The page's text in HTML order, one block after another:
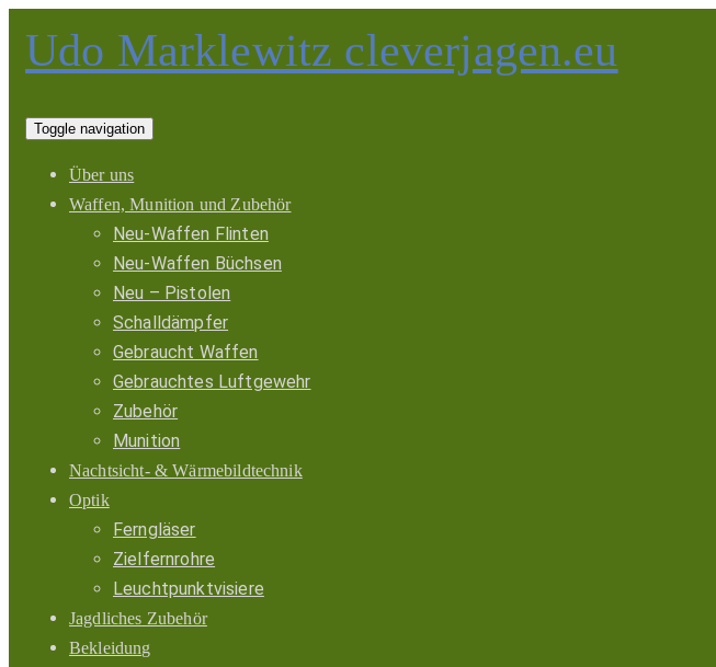
Udo Marklewitz cleverjagen.eu
Toggle navigation
Über uns
Waffen, Munition und Zubehör
Neu-Waffen Flinten
Neu-Waffen Büchsen
Neu – Pistolen
Schalldämpfer
Gebraucht Waffen
Gebrauchtes Luftgewehr
Zubehör
Munition
Nachtsicht- & Wärmebildtechnik
Optik
Ferngläser
Zielfernrohre
Leuchtpunktvisiere
Jagdliches Zubehör
Bekleidung